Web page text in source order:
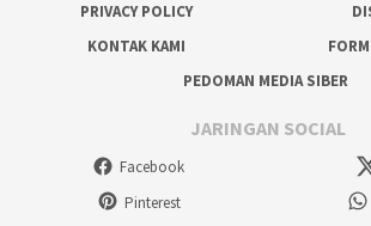
PRIVACY POLICY
KONTAK KAMI
PEDOMAN MEDIA SIBER
JARINGAN SOCIAL
Facebook
Pinterest